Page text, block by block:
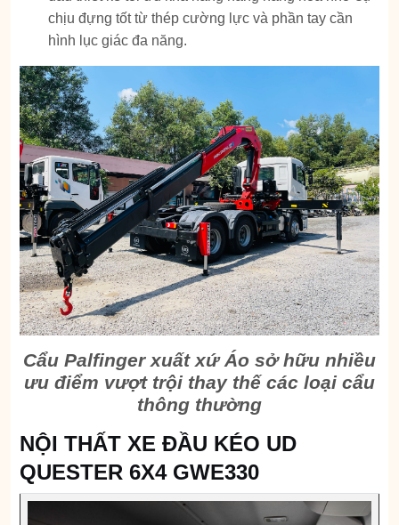
chịu đựng tốt từ thép cường lực và phần tay cần
hình lục giác đa năng.
Cẩu Palfinger xuất xứ Áo sở hữu nhiều
ưu điểm vượt trội thay thế các loại cẩu
thông thường
NỘI THẤT XE ĐẦU KÉO UD
QUESTER 6X4 GWE330